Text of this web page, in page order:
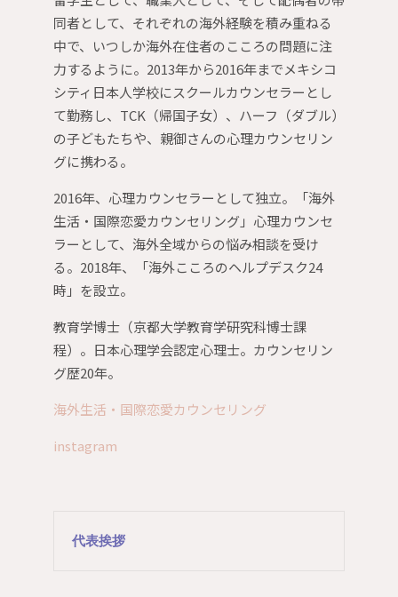
同者として、それぞれの海外経験を積み重ねる
中で、いつしか海外在住者のこころの問題に注
力するように。2013年から2016年までメキシコ
シティ日本人学校にスクールカウンセラーとし
て勤務し、TCK（帰国子女）、ハーフ（ダブル）
の子どもたちや、親御さんの心理カウンセリン
グに携わる。
2016年、心理カウンセラーとして独立。「海外
生活・国際恋愛カウンセリング」心理カウンセ
ラーとして、海外全域からの悩み相談を受け
る。2018年、「海外こころのヘルプデスク24
時」を設立。
教育学博士（京都大学教育学研究科博士課
程）。日本心理学会認定心理士。カウンセリン
グ歴20年。
海外生活・国際恋愛カウンセリング
instagram
代表挨拶